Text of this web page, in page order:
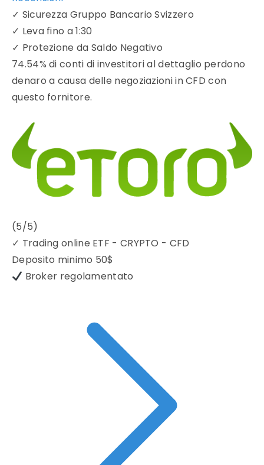
✓ Sicurezza Gruppo Bancario Svizzero
✓ Leva fino a 1:30
✓ Protezione da Saldo Negativo
74.54% di conti di investitori al dettaglio perdono
denaro a causa delle negoziazioni in CFD con
questo fornitore.
(5/5)
✓ Trading online ETF - CRYPTO - CFD
Deposito minimo 50$
Broker regolamentato